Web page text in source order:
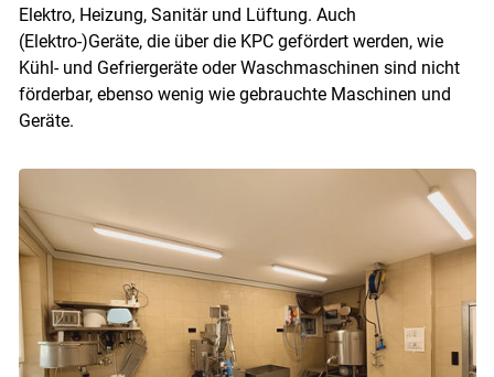
Elektro, Heizung, Sanitär und Lüftung. Auch
(Elektro-)Geräte, die über die KPC gefördert werden, wie
Kühl- und Gefriergeräte oder Waschmaschinen sind nicht
förderbar, ebenso wenig wie gebrauchte Maschinen und
Geräte.